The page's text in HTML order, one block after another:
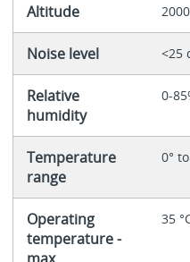
Altitude
Noise level <25
Relative
humidity
0-
Temperature
range
0°
Operating
temperature -
35